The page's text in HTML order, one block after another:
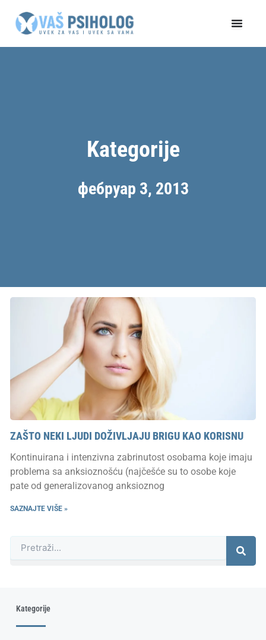
Kategorije
фебруар 3, 2013
ZAŠTO NEKI LJUDI DOŽIVLJAJU BRIGU KAO KORISNU
Kontinuirana i intenzivna zabrinutost osobama koje imaju
problema sa anksioznošću (najčešće su to osobe koje
pate od generalizovanog anksioznog
SAZNAJTE VIŠE »
Kategorije